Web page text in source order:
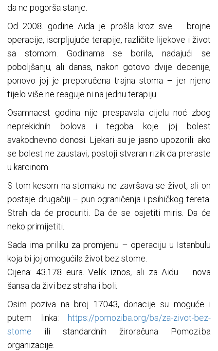
da ne pogorša stanje.
Od 2008. godine Aida je prošla kroz sve – brojne
operacije, iscrpljujuće terapije, različite lijekove i život
sa stomom. Godinama se borila, nadajući se
poboljšanju, ali danas, nakon gotovo dvije decenije,
ponovo joj je preporučena trajna stoma – jer njeno
tijelo više ne reaguje ni na jednu terapiju.
Osamnaest godina nije prespavala cijelu noć zbog
neprekidnih bolova i tegoba koje joj bolest
svakodnevno donosi. Ljekari su je jasno upozorili: ako
se bolest ne zaustavi, postoji stvaran rizik da preraste
u karcinom.
S tom kesom na stomaku ne završava se život, ali on
postaje drugačiji – pun ograničenja i psihičkog tereta.
Strah da će procuriti. Da će se osjetiti miris. Da će
neko primijetiti.
Sada ima priliku za promjenu – operaciju u Istanbulu
koja bi joj omogućila život bez stome.
Cijena: 43.178 eura. Velik iznos, ali za Aidu – nova
šansa da živi bez straha i boli.
Osim poziva na broj 17043, donacije su moguće i
putem linka: https://pomoziba.org/bs/za-zivot-bez-
stome ili standardnih žiroračuna Pomozi.ba
organizacije.